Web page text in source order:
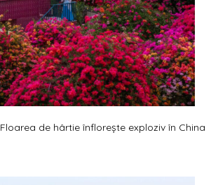
Floarea de hârtie înflorește exploziv în China